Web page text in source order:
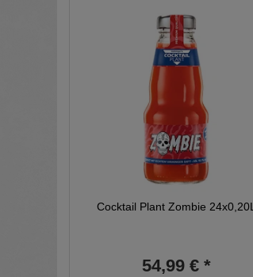
Cocktail Plant Zombie 24x0,20L
54,99 € *